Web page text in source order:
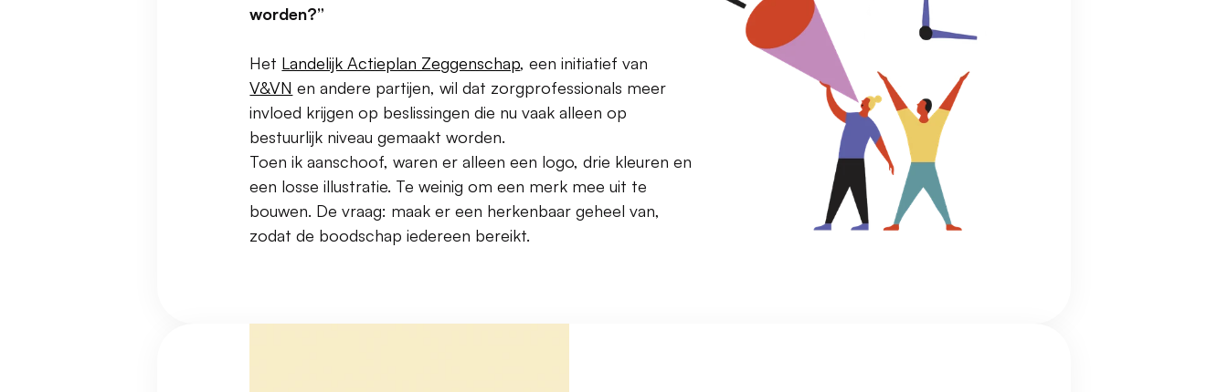
worden?”
Het Landelijk Actieplan Zeggenschap
V&VN en andere partijen, wil dat zorgprofessionals meer
invloed krijgen op beslissingen die nu vaak alleen op
bestuurlijk niveau gemaakt worden.
Toen ik aanschoof, waren er alleen een logo, drie kleuren en
een losse illustratie. Te weinig om een merk mee uit te
bouwen. De vraag: maak er een herkenbaar geheel van,
zodat de boodschap iedereen bereikt.